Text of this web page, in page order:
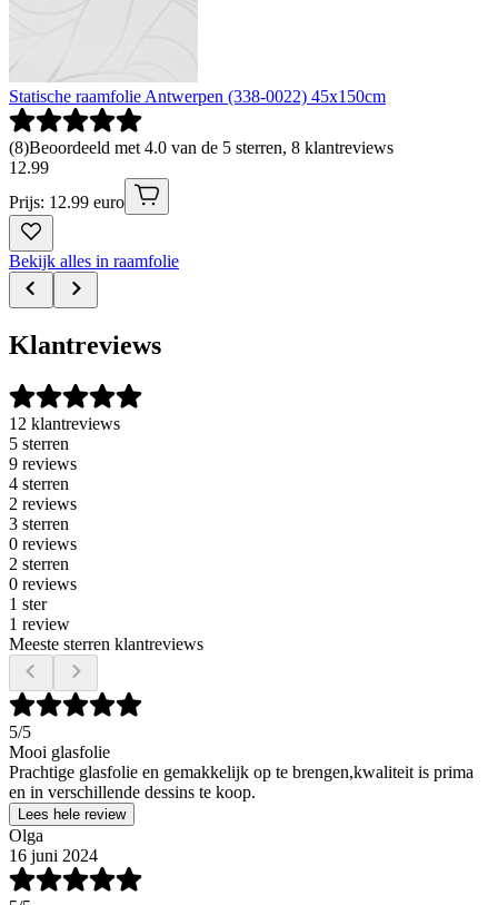
Statische raamfolie Antwerpen (338-0022) 45x150cm
(8)Beoordeeld met 4.0 van de 5 sterren, 8 klantreviews
12.99
Prijs: 12.99 euro
Bekijk alles in raamfolie
Klantreviews
12 klantreviews
5 sterren
9 reviews
4 sterren
2 reviews
3 sterren
0 reviews
2 sterren
0 reviews
1 ster
1 review
Meeste sterren klantreviews
5/5
Mooi glasfolie
Prachtige glasfolie en gemakkelijk op te brengen,kwaliteit is prima
en in verschillende dessins te koop.
Lees hele review
Olga
16 juni 2024